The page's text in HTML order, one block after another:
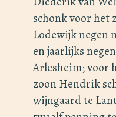
schonk voor het
Lodewijk negen
en jaarlijks
Arlesheim; voor
zoon Hendrik
wijngaard te